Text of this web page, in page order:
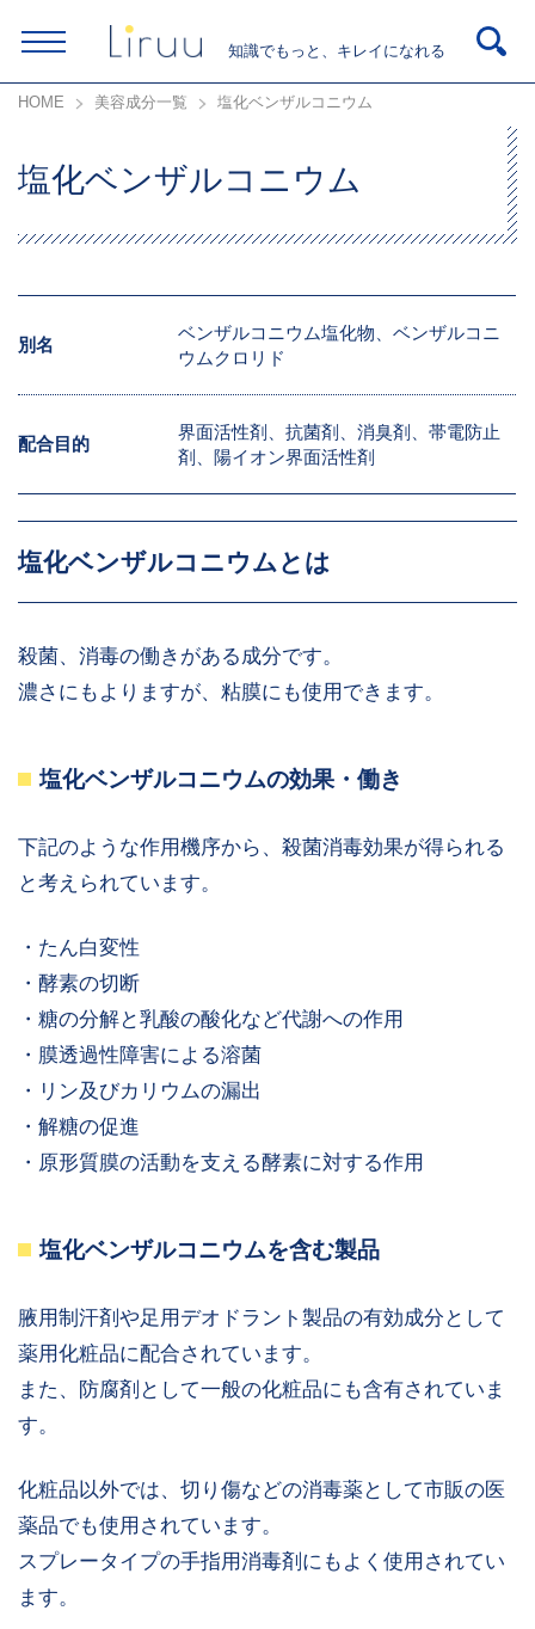
知識でもっと、キレイになれる
HOME 美容成分一覧 塩化ベンザルコニウム
塩化ベンザルコニウム
別名
ベンザルコニウム塩化物、ベンザルコニ
ウムクロリド
配合目的
界面活性剤、抗菌剤、消臭剤、帯電防止
剤、陽イオン界面活性剤
塩化ベンザルコニウムとは
殺菌、消毒の働きがある成分です。
濃さにもよりますが、粘膜にも使用できます。
塩化ベンザルコニウムの効果・働き
下記のような作用機序から、殺菌消毒効果が得られる
と考えられています。
・たん白変性
・酵素の切断
・糖の分解と乳酸の酸化など代謝への作用
・膜透過性障害による溶菌
・リン及びカリウムの漏出
・解糖の促進
・原形質膜の活動を支える酵素に対する作用
塩化ベンザルコニウムを含む製品
腋用制汗剤や足用デオドラント製品の有効成分として
薬用化粧品に配合されています。
また、防腐剤として一般の化粧品にも含有されていま
す。
化粧品以外では、切り傷などの消毒薬として市販の医
薬品でも使用されています。
スプレータイプの手指用消毒剤にもよく使用されてい
ます。